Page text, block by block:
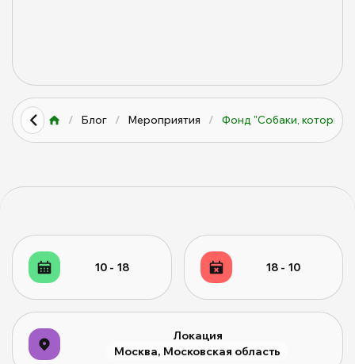
/ Блог / Мероприятия / Фонд "Собаки, которые
10 - 18 18 - 10
Локация
Москва, Московская область